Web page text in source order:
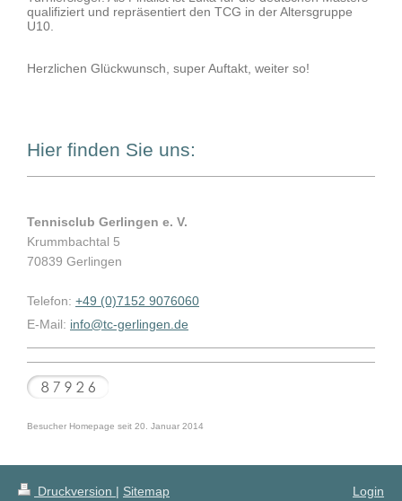
qualifiziert und repräsentiert den TCG in der Altersgruppe
U10.
Herzlichen Glückwunsch, super Auftakt, weiter so!
Hier finden Sie uns:
Tennisclub Gerlingen e. V.
Krummbachtal 5
70839 Gerlingen
Telefon: +49 (0)7152 9076060
E-Mail: info@tc-gerlingen.de
Besucher Homepage seit 20. Januar 2014
Druckversion | Sitemap
Login